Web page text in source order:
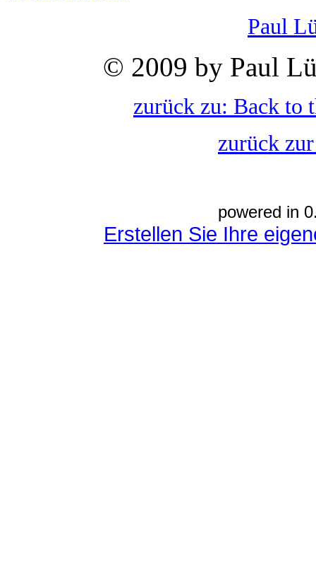
Paul
© 2009 by Paul
zurück zu: Back to
zurück
powered in
Erstellen Sie Ihre